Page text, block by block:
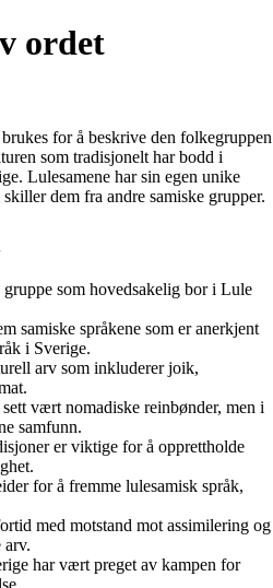
ordet
for å beskrive den folkegruppen
som tradisjonelt har bodd i
Lulesamene har sin egen unike
dem fra andre samiske grupper.
gruppe som hovedsakelig bor i Lule
samiske språkene som er anerkjent
i Sverige.
arv som inkluderer joik,
vært nomadiske reinbønder, men i
samfunn.
er viktige for å opprettholde
for å fremme lulesamisk språk,
med motstand mot assimilering og
arv.
har vært preget av kampen for